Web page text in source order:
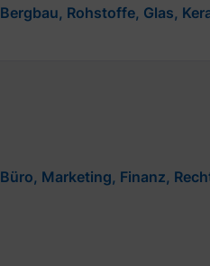
Bergbau, Rohstoffe, Glas,
Büro, Marketing, Finanz,